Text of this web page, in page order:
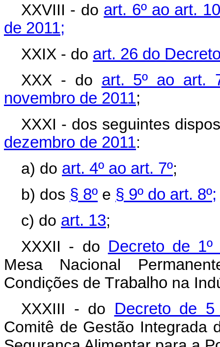
XXVIII - do art. 6º ao art.
de 2011;
XXIX - do art. 26 do
XXX - do art. 5º ao art.
novembro de 2011;
XXXI - dos seguintes
dezembro de 2011:
a) do art. 4º ao art. 7º;
b) dos § 8º e § 9º do art. 8º;
c) do art. 13;
XXXII - do Decreto de
Mesa Nacional Perman
Condições de Trabalho na
XXXIII - do Decreto de
Comitê de Gestão Integrada